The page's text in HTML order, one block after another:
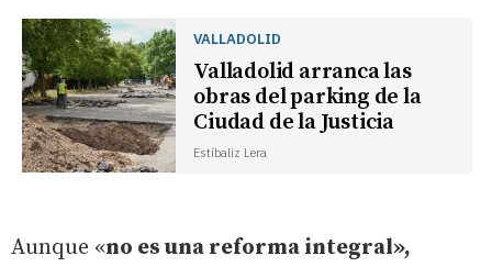
VALLADOLID
Valladolid arranca las
obras del parking de la
Ciudad de la Justicia
Estíbaliz Lera
Aunque «no es una reforma integral»,